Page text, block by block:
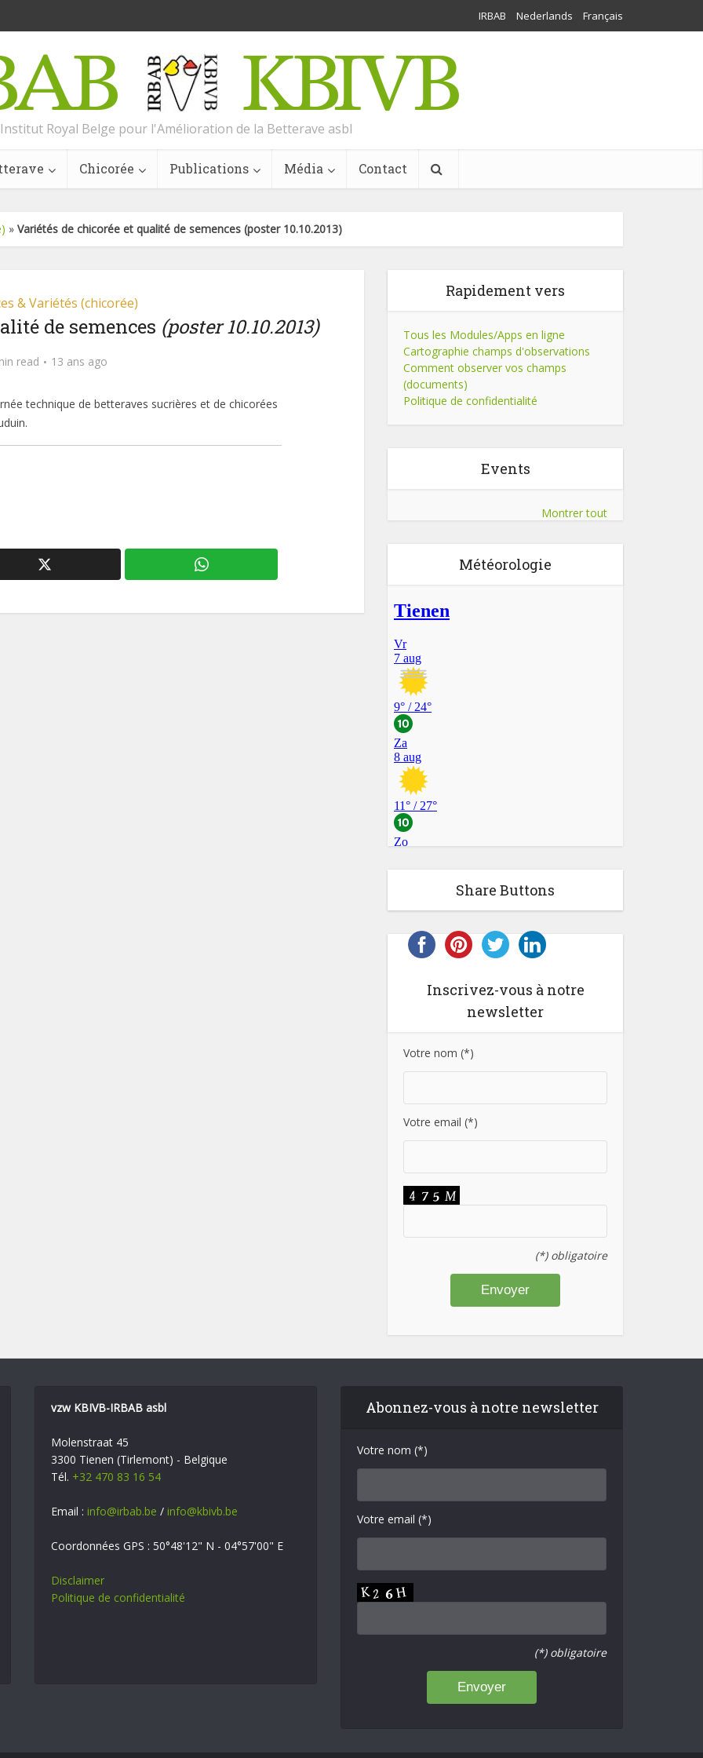
IRBAB Nederlands Français
Institut Royal Belge pour l'Amélioration de la Betterave asbl
Chicorée Publications Média Contact
» Variétés de chicorée et qualité de semences (poster 10.10.2013)
& Variétés (chicorée)
de semences (poster 10.10.2013)
read 13 ans ago
technique de betteraves sucrières et de chicorées
Rapidement vers
Tous les Modules/Apps en ligne
Cartographie champs d'observations
Comment observer vos champs
(documents)
Politique de confidentialité
Events
Montrer tout
Météorologie
Share Buttons
Inscrivez-vous à notre
newsletter
Votre nom (*)
Votre email (*)
(*) obligatoire
vzw KBIVB-IRBAB asbl
Molenstraat 45
3300 Tienen (Tirlemont) - Belgique
Tél. +32 470 83 16 54
Email : info@irbab.be / info@kbivb.be
Coordonnées GPS : 50°48'12" N - 04°57'00" E
Disclaimer
Politique de confidentialité
Abonnez-vous à notre newsletter
Votre nom (*)
Votre email (*)
(*) obligatoire